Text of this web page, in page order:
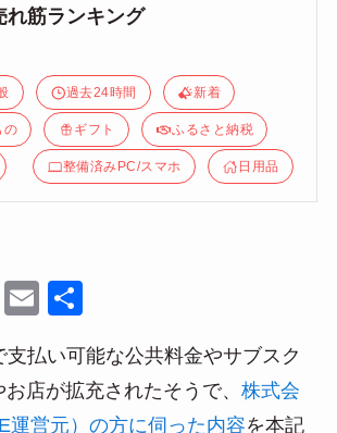
筋ランキング
過去24時間 新着
の ギフト ふるさと納税
整備済みPC/スマホ 日用品
Li
E
ail
払い可能な公共料金やサブスク
店が拡充されたそうで、 株式会
運営元）の方に伺った内容を本記